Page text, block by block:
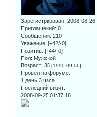
Зарегистрирован: 2008-08-26
Приглашений: 0
Сообщений: 210
Уважение: [+42/-0]
Позитив: [+44/-0]
Пол: Мужской
Возраст: 35 [1990-09-06]
Провел на форуме:
1 день 3 часа
Последний визит:
2008-09-25 01:37:18